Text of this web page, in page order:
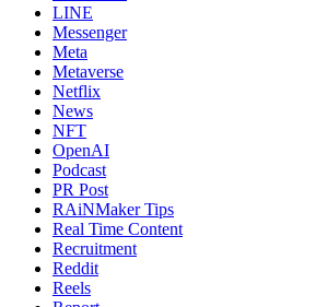
LINE
Messenger
Meta
Metaverse
Netflix
News
NFT
OpenAI
Podcast
PR Post
RAiNMaker Tips
Real Time Content
Recruitment
Reddit
Reels